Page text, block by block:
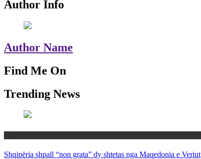
Author Info
Author Name
Find Me On
Trending News
Shqipëria shpall “non grata” dy shtetas nga Maqedonia e Veriut